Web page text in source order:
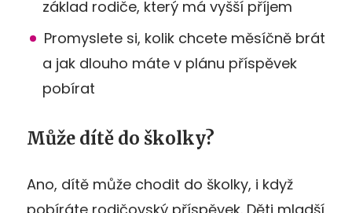
základ rodiče, který má vyšší příjem
Promyslete si, kolik chcete měsíčně brát
a jak dlouho máte v plánu příspěvek
pobírat
Může dítě do školky?
Ano, dítě může chodit do školky, i když